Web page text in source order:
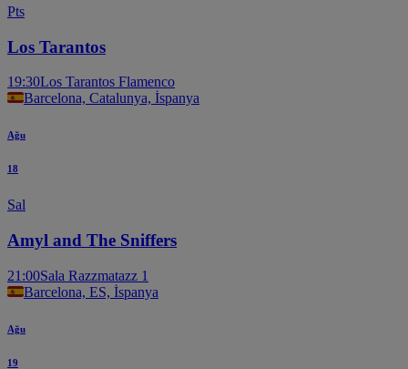
Pts
Los Tarantos
19:30Los Tarantos Flamenco
Barcelona, Catalunya, İspanya
Ağu
18
Sal
Amyl and The Sniffers
21:00Sala Razzmatazz 1
Barcelona, ES, İspanya
Ağu
19